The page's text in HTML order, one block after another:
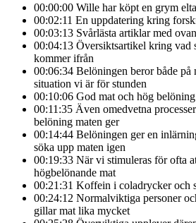
00:00:00 Wille har köpt en grym
00:02:11 En uppdatering kring
00:03:13 Svårlästa artiklar med
00:04:13 Översiktsartikel kring vad
kommer ifrån
00:06:34 Belöningen beror både
situation vi är för stunden
00:10:06 God mat och hög
00:11:35 Även omedvetna
belöning maten ger
00:14:44 Belöningen ger en
söka upp maten igen
00:19:33 När vi stimuleras för ofta
högbelönande mat
00:21:31 Koffein i coladrycker och
00:24:12 Normalviktiga personer
gillar mat lika mycket